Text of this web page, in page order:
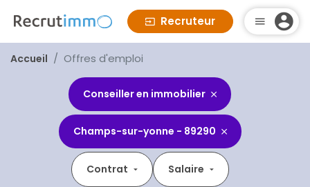
Recruteur
Accueil Offres d'emploi
Conseiller en immobilier
Champs-sur-yonne - 89290
Contrat Salaire